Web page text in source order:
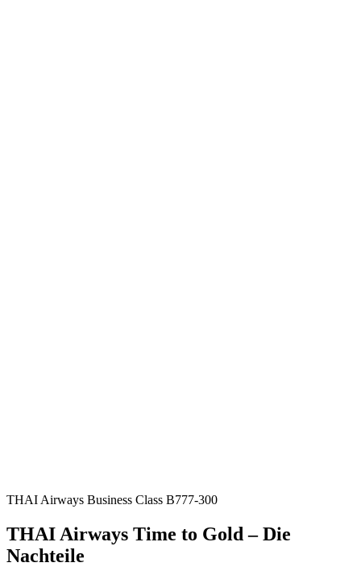
THAI Airways Business Class B777-300
THAI Airways Time to Gold – Die
Nachteile